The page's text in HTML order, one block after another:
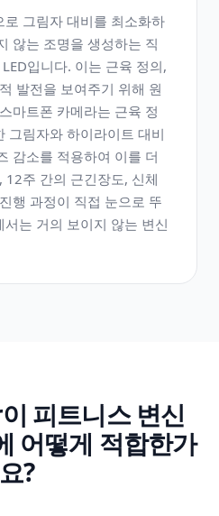
그림자 대비를 최소화하
않는 조명을 생성하는 직
입니다. 이는 근육 정의,
발전을 보여주기 위해 원
마트폰 카메라는 근육 정
그림자와 하이라이트 대비
감소를 적용하여 이를 더
12주 간의 근긴장도, 신체
행 과정이 직접 눈으로 뚜
는 거의 보이지 않는 변신
피트니스 변신
어떻게 적합한가
요?